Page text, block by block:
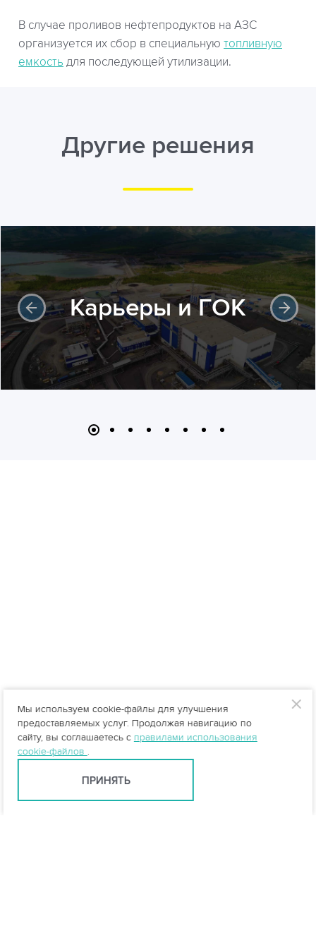
В случае проливов нефтепродуктов на АЗС
организуется их сбор в специальную топливную
емкость для последующей утилизации.
Другие решения
Карьеры и ГОК
Мы используем cookie-файлы для улучшения
предоставляемых услуг. Продолжая навигацию по
сайту, вы соглашаетесь с правилами использования
cookie-файлов .
ПРИНЯТЬ